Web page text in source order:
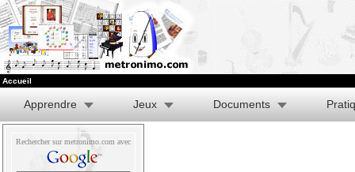
Accueil
Apprendre Jeux Documents
Rechercher sur metronimo.com avec